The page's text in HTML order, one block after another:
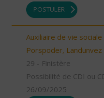
POSTULER
Auxiliaire de vie
Porspoder, Landunvez
29 - Finistère
Possibilité de CDI ou
26/09/2025